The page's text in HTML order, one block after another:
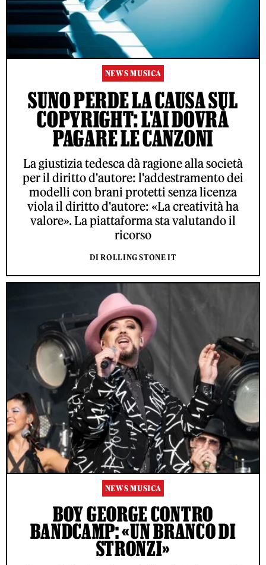
NEWS MUSICA
SUNO PERDE LA CAUSA SUL
COPYRIGHT: L'AI DOVRÀ
PAGARE LE CANZONI
La giustizia tedesca dà ragione alla società
per il diritto d'autore: l'addestramento dei
modelli con brani protetti senza licenza
viola il diritto d'autore: «La creatività ha
valore». La piattaforma sta valutando il
ricorso
DI ROLLING STONE IT
NEWS MUSICA
BOY GEORGE CONTRO
BANDCAMP: «UN BRANCO DI
STRONZI»